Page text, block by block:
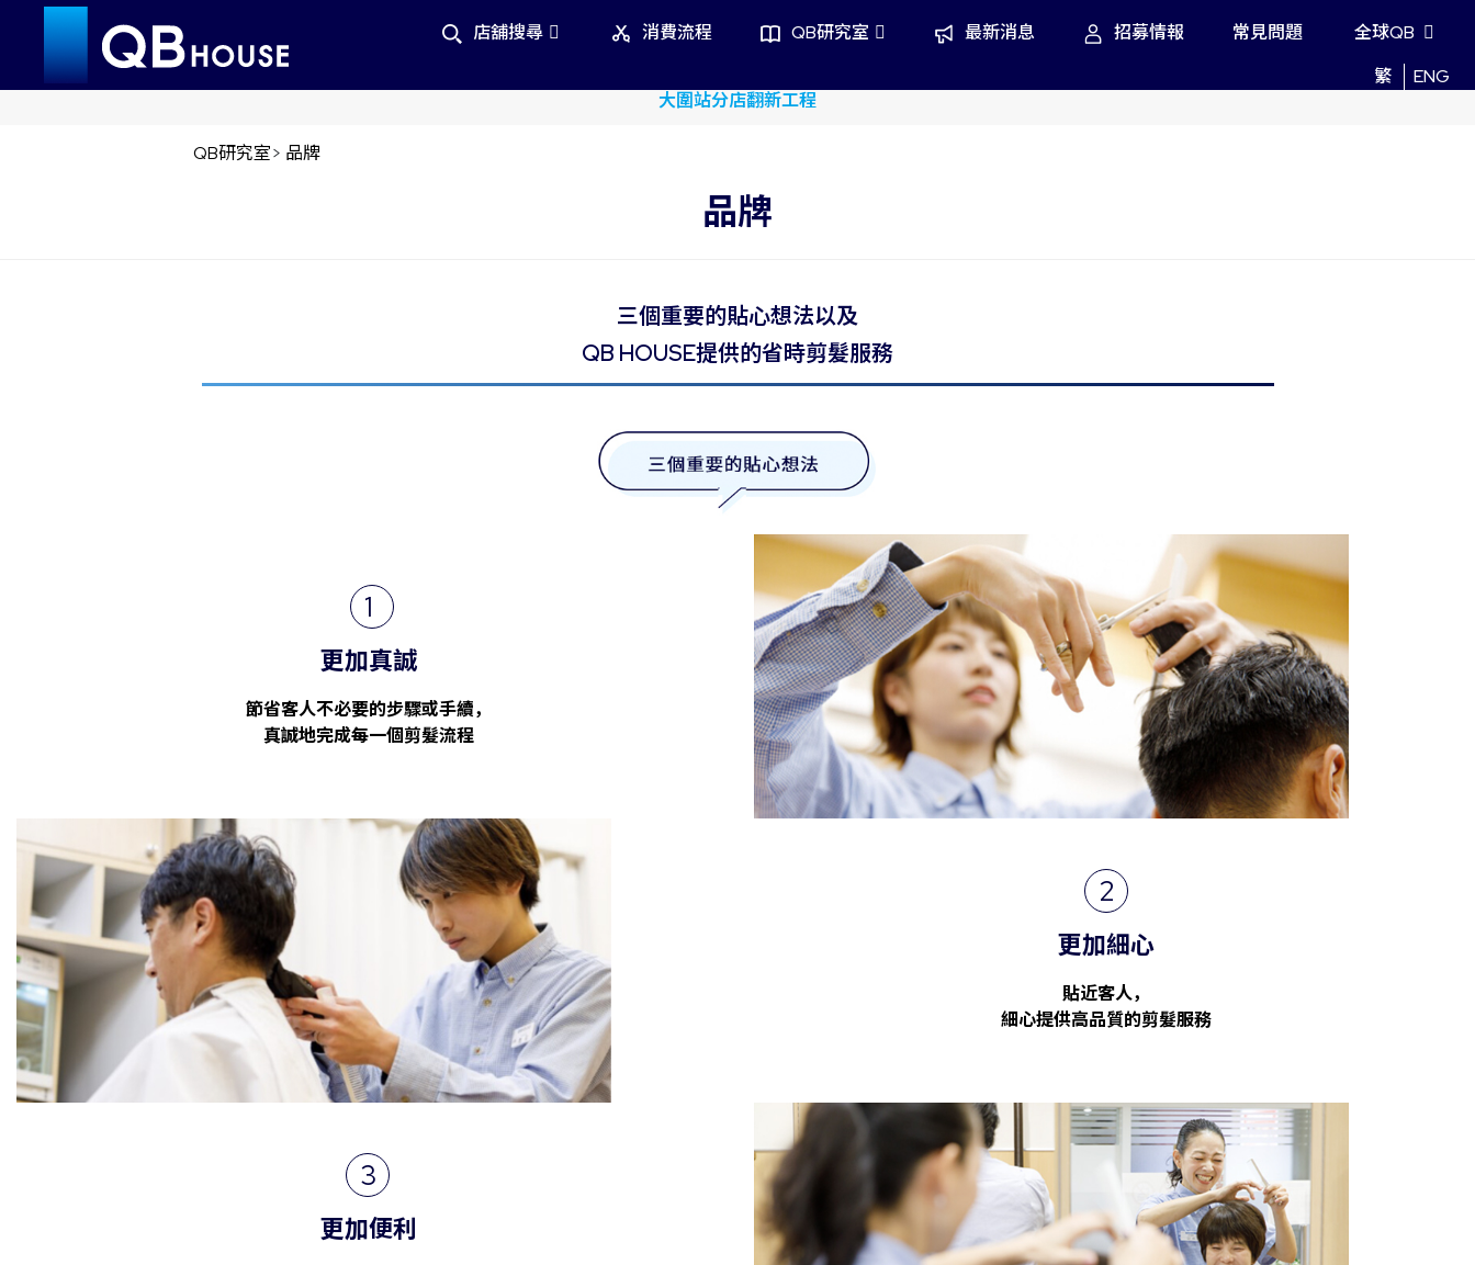
店舖搜尋 消費流程 QB研究室 最新消息 招募情報 常見問題
全球QB
繁
ENG
sim Credit Card x QB House 限時單剪半價優惠
QB研究室> 品牌
品牌
三個重要的貼心想法以及
QB HOUSE提供的省時剪髮服務
1
更加真誠
節省客人不必要的步驟或手續，
真誠地完成每一個剪髮流程
2
更加細心
貼近客人，
細心提供高品質的剪髮服務
3
更加便利